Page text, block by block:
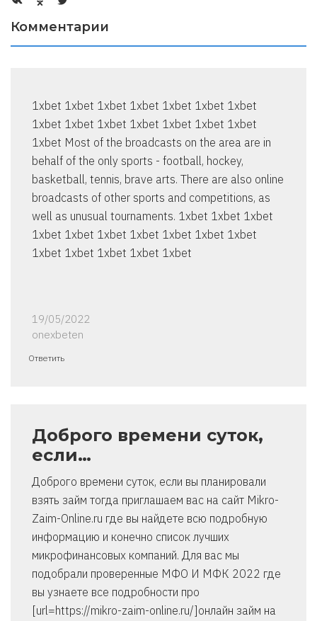
Комментарии
1xbet 1xbet 1xbet 1xbet 1xbet 1xbet 1xbet
1xbet 1xbet 1xbet 1xbet 1xbet 1xbet 1xbet
1xbet Most of the broadcasts on the area are in
behalf of the only sports - football, hockey,
basketball, tennis, brave arts. There are also online
broadcasts of other sports and competitions, as
well as unusual tournaments. 1xbet 1xbet 1xbet
1xbet 1xbet 1xbet 1xbet 1xbet 1xbet 1xbet
1xbet 1xbet 1xbet 1xbet 1xbet
19/05/2022
onexbeten
Ответить
Доброго времени суток,
если…
Доброго времени суток, если вы планировали
взять займ тогда приглашаем вас на сайт Mikro-
Zaim-Online.ru где вы найдете всю подробную
информацию и конечно список лучших
микрофинансовых компаний. Для вас мы
подобрали проверенные МФО И МФК 2022 где
вы узнаете все подробности про
[url=https://mikro-zaim-online.ru/]онлайн займ на